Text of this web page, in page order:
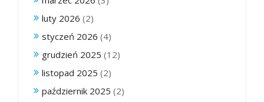
luty 2026 (2)
styczeń 2026 (4)
grudzień 2025 (12)
listopad 2025 (2)
październik 2025 (2)